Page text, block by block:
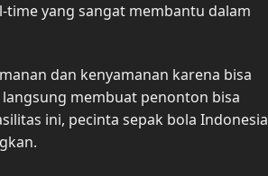
yang sangat membantu dalam
dan kenyamanan karena bisa
membuat penonton bisa
ini, pecinta sepak bola Indonesia